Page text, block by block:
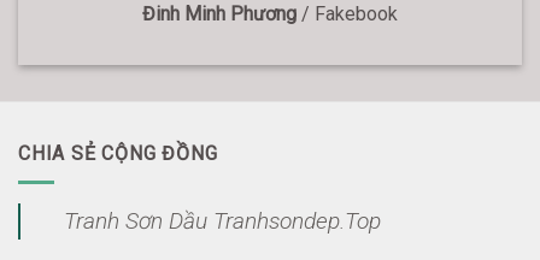
Đinh Minh Phương / Fakebook
CHIA SẺ CỘNG ĐỒNG
Tranh Sơn Dầu Tranhsondep.Top